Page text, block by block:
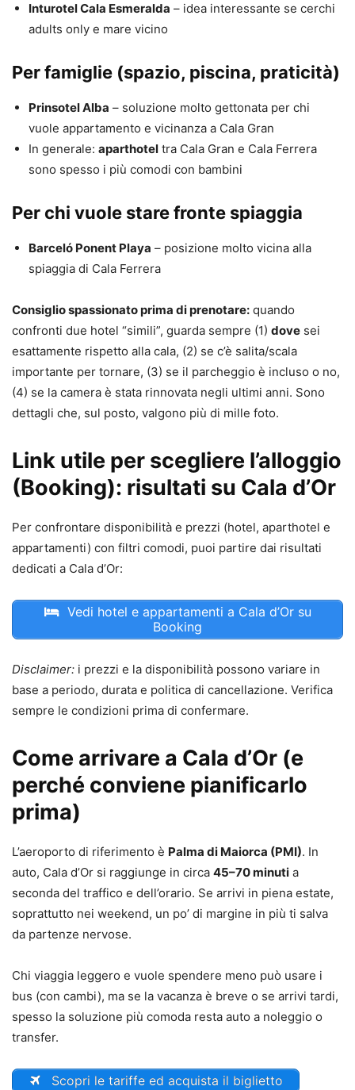
Inturotel Cala Esmeralda – idea interessante se cerchi
adults only e mare vicino
Per famiglie (spazio, piscina, praticità)
Prinsotel Alba – soluzione molto gettonata per chi
vuole appartamento e vicinanza a Cala Gran
In generale: aparthotel tra Cala Gran e Cala Ferrera
sono spesso i più comodi con bambini
Per chi vuole stare fronte spiaggia
Barceló Ponent Playa – posizione molto vicina alla
spiaggia di Cala Ferrera
Consiglio spassionato prima di prenotare: quando
confronti due hotel “simili”, guarda sempre (1) dove sei
esattamente rispetto alla cala, (2) se c’è salita/scala
importante per tornare, (3) se il parcheggio è incluso o no,
(4) se la camera è stata rinnovata negli ultimi anni. Sono
dettagli che, sul posto, valgono più di mille foto.
Link utile per scegliere l’alloggio
(Booking): risultati su Cala d’Or
Per confrontare disponibilità e prezzi (hotel, aparthotel e
appartamenti) con filtri comodi, puoi partire dai risultati
dedicati a Cala d’Or:
Vedi hotel e appartamenti a Cala d’Or su
Booking
Disclaimer: i prezzi e la disponibilità possono variare in
base a periodo, durata e politica di cancellazione. Verifica
sempre le condizioni prima di confermare.
Come arrivare a Cala d’Or (e
perché conviene pianificarlo
prima)
L’aeroporto di riferimento è Palma di Maiorca (PMI). In
auto, Cala d’Or si raggiunge in circa 45–70 minuti a
seconda del traffico e dell’orario. Se arrivi in piena estate,
soprattutto nei weekend, un po’ di margine in più ti salva
da partenze nervose.
Chi viaggia leggero e vuole spendere meno può usare i
bus (con cambi), ma se la vacanza è breve o se arrivi tardi,
spesso la soluzione più comoda resta auto a noleggio o
transfer.
Scopri le tariffe ed acquista il biglietto